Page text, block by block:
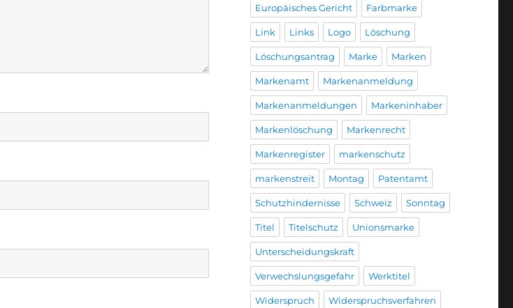
Europäisches Gericht Farbmarke
Link Links Logo Löschung
Löschungsantrag Marke Marken
Markenamt Markenanmeldung
Markenanmeldungen Markeninhaber
Markenlöschung Markenrecht
Markenregister markenschutz
markenstreit Montag Patentamt
Schutzhindernisse Schweiz Sonntag
Titel Titelschutz Unionsmarke
Unterscheidungskraft
Verwechslungsgefahr Werktitel
Widerspruch Widerspruchsverfahren